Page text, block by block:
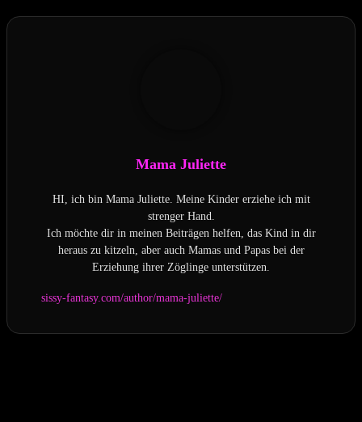
Mama Juliette
HI, ich bin Mama Juliette. Meine Kinder erziehe ich mit
strenger Hand.
Ich möchte dir in meinen Beiträgen helfen, das Kind in dir
heraus zu kitzeln, aber auch Mamas und Papas bei der
Erziehung ihrer Zöglinge unterstützen.
sissy-fantasy.com/author/mama-juliette/